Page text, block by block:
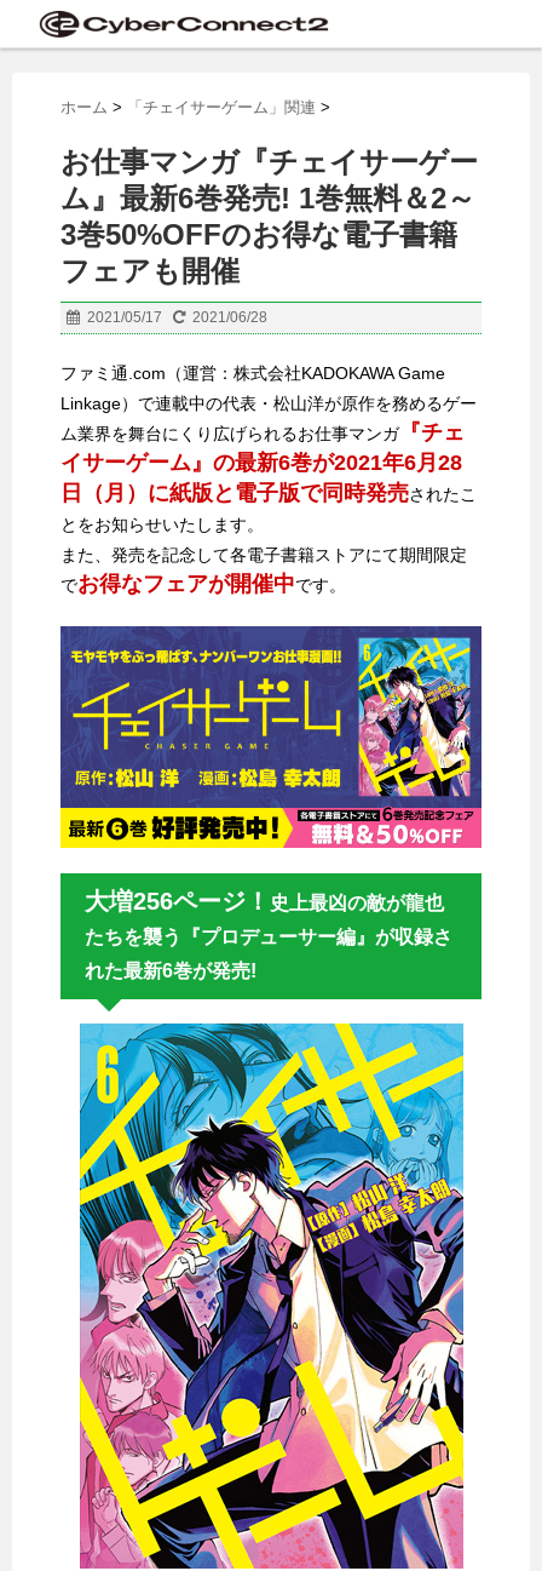
ホーム > 「チェイサーゲーム」関連 >
お仕事マンガ『チェイサーゲー
ム』最新6巻発売! 1巻無料＆2～
3巻50%OFFのお得な電子書籍
フェアも開催
2021/05/17 2021/06/28
ファミ通.com（運営：株式会社KADOKAWA Game
Linkage）で連載中の代表・松山洋が原作を務めるゲー
ム業界を舞台にくり広げられるお仕事マンガ『チェ
イサーゲーム』の最新6巻が2021年6月28
日（月）に紙版と電子版で同時発売されたこ
とをお知らせいたします。
また、発売を記念して各電子書籍ストアにて期間限定
でお得なフェアが開催中です。
大増256ページ！ 史上最凶の敵が龍也
たちを襲う『プロデューサー編』が収録さ
れた最新6巻が発売!